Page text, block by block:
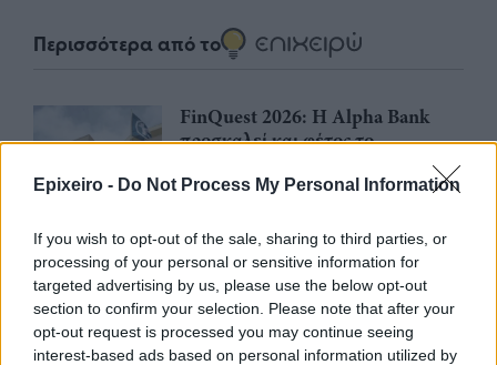
Epixeiro - Do Not Process My Personal Information
If you wish to opt-out of the sale, sharing to third parties, or
processing of your personal or sensitive information for
targeted advertising by us, please use the below opt-out
section to confirm your selection. Please note that after your
opt-out request is processed you may continue seeing
interest-based ads based on personal information utilized by
Περισσότερα από το
FinQuest 2026: Η Alpha Bank
προσκαλεί και φέτος το
ευρωπαϊκό startup οικοσύστημα
να διαμορφώσει μαζί της το
30/07/26|12:21
Η ΕΤΑΔ προκηρύσσει
διαγωνισμό για την εκμίσθωση
του Τουριστικού Περιπτέρου
Μαραθώνα